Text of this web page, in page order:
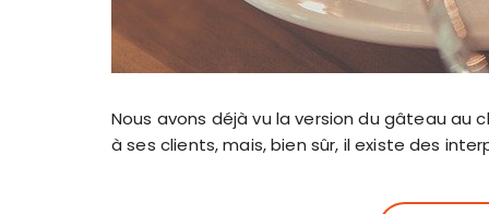
Nous avons déjà vu la version du gâteau
à ses clients, mais, bien sûr, il existe des